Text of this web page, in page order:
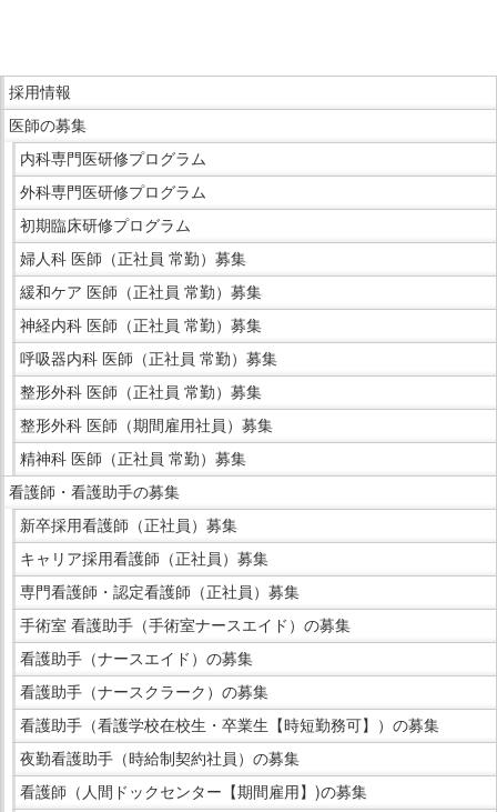
で
本
文
で
す。
こ
こ
か
サ
イ
ド
ュ
ー
で
す。
採用情報
医師の募集
内科専門医研修プログラム
外科専門医研修プログラム
初期臨床研修プログラム
婦人科 医師（正社員 常勤）募集
緩和ケア 医師（正社員 常勤）募集
神経内科 医師（正社員 常勤）募集
呼吸器内科 医師（正社員 常勤）募集
整形外科 医師（正社員 常勤）募集
整形外科 医師（期間雇用社員）募集
精神科 医師（正社員 常勤）募集
看護師・看護助手の募集
新卒採用看護師（正社員）募集
キャリア採用看護師（正社員）募集
専門看護師・認定看護師（正社員）募集
手術室 看護助手（手術室ナースエイド）の募集
看護助手（ナースエイド）の募集
看護助手（ナースクラーク）の募集
看護助手（看護学校在校生・卒業生【時短勤務可】）の募集
夜勤看護助手（時給制契約社員）の募集
看護師（人間ドックセンター【期間雇用】)の募集